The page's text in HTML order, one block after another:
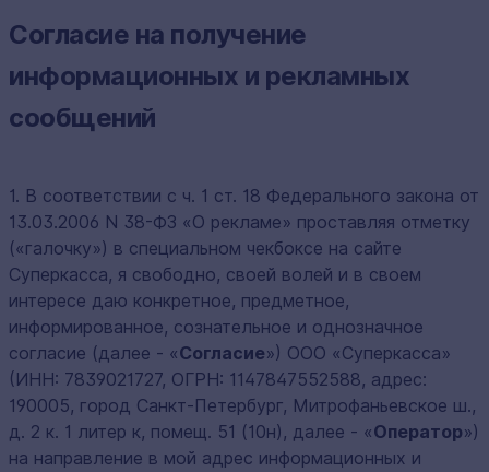
Согласие на получение
информационных и рекламных
сообщений
1. В соответствии с ч. 1 ст. 18 Федерального закона от
13.03.2006 N 38-ФЗ «О рекламе» проставляя отметку
(«галочку») в специальном чекбоксе на сайте
Суперкасса, я свободно, своей волей и в своем
интересе даю конкретное, предметное,
информированное, сознательное и однозначное
согласие (далее - «Согласие») ООО «Суперкасса»
(ИНН: 7839021727, ОГРН: 1147847552588, адрес:
190005, город Санкт-Петербург, Митрофаньевское ш.,
д. 2 к. 1 литер к, помещ. 51 (10н), далее - «Оператор»)
на направление в мой адрес информационных и